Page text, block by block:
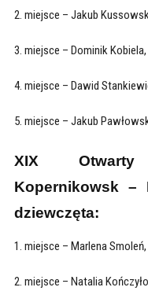
2. miejsce – Jakub
3. miejsce – Dominik Kobiela,
4. miejsce – Dawid
5. miejsce – Jakub
XIX Otwarty
Kopernikowsk –
dziewczęta:
1. miejsce – Marlena Smoleń,
2. miejsce – Natalia